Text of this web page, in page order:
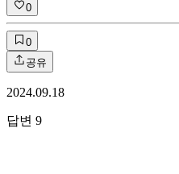
0
0
공유
2024.09.18
답변 9